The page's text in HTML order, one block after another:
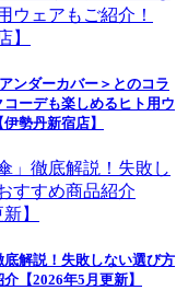
ンダーカバー＞とのコラ
ーデも楽しめるヒト用ウ
勢丹新宿店】
底解説！失敗しない選び方
【2026年5月更新】